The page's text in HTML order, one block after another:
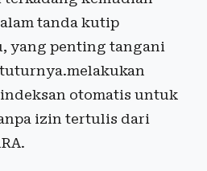
tanda kutip
yang penting tangani
otomatis untuk
izin tertulis dari